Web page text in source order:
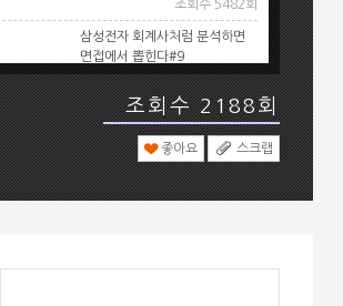
조회수 5482회
삼성전자 회계사처럼 분석하면
면접에서 뽑힌다#9
이항수 회계사 강사
조회수 5441회
삼성전자 회계사처럼 분석하면
면접에서 뽑힌다#4
이항수 회계사 강사
조회수 5405회
조회수 2188회
좋아요 스크랩